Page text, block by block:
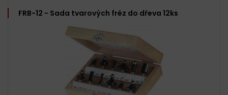
FRB-12 - Sada tvarových fréz do dřeva 12ks